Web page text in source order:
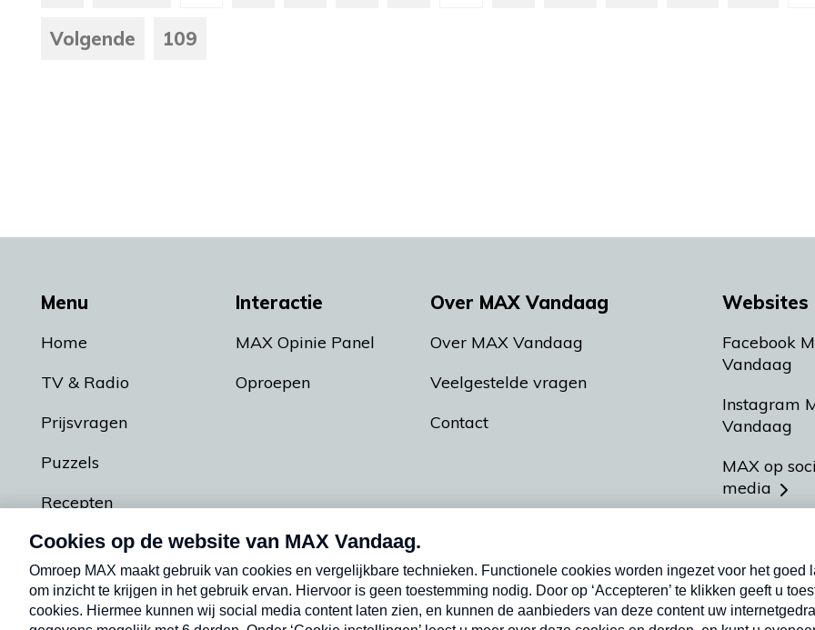
Volgende 109
Menu
Home
TV & Radio
Prijsvragen
Puzzels
Recepten
Podcasts
Interactie
MAX Opinie Panel
Oproepen
Over MAX Vandaag
Over MAX Vandaag
Veelgestelde vragen
Contact
Websites
Facebook
Vandaag
Instagram
Vandaag
MAX op
media
Meldpunt
Heel